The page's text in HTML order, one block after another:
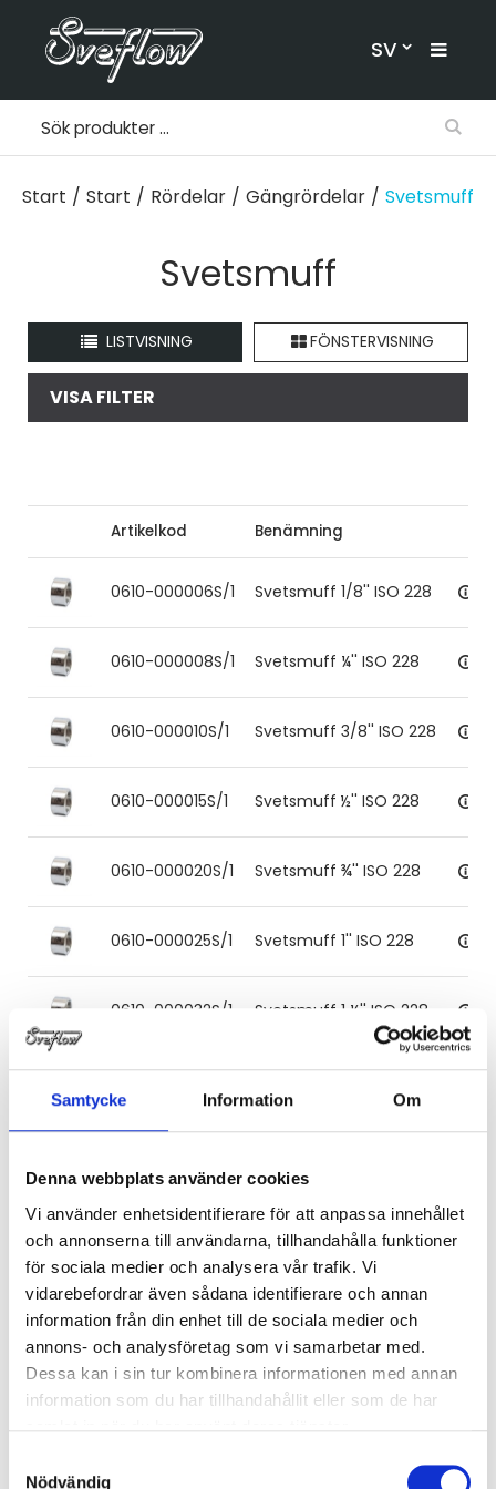
Samtycke Information Om
Denna webbplats använder cookies
Vi använder enhetsidentifierare för att anpassa innehållet
och annonserna till användarna, tillhandahålla funktioner
för sociala medier och analysera vår trafik. Vi
vidarebefordrar även sådana identifierare och annan
information från din enhet till de sociala medier och
annons- och analysföretag som vi samarbetar med.
Dessa kan i sin tur kombinera informationen med annan
information som du har tillhandahållit eller som de har
Nödvändig
SV
Start / Start / Rördelar / Gängrördelar / Svetsmuff
Svetsmuff
LISTVISNING FÖNSTERVISNING
VISA FILTER
Artikelkod Benämning
0610-000006S/1 Svetsmuff 1/8'' ISO 228
0610-000008S/1 Svetsmuff ¼'' ISO 228
0610-000010S/1 Svetsmuff 3/8'' ISO 228
0610-000015S/1 Svetsmuff ½'' ISO 228
0610-000020S/1 Svetsmuff ¾'' ISO 228
0610-000025S/1 Svetsmuff 1'' ISO 228
0610-000032S/1 Svetsmuff 1 ¼'' ISO 228
0610-000065S/1 Svetsmuff 2 ½'' ISO 228
0610-000080S/1 Svetsmuff 3'' ISO 228
0610-000100S/1 Svetsmuff 4'' ISO 228